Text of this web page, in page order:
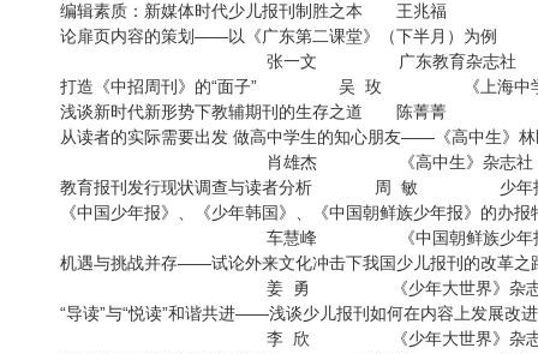
编辑素质：新媒体时代少儿报刊制胜之本 王兆福
论扉页内容的策划——以《广东第二课堂》（下半
张一文 广东教育杂志
打造《中招周刊》的“面子” 吴 玫 《上海中
浅谈新时代新形势下教辅期刊的生存之道 陈菁菁
从读者的实际需要出发 做高中学生的知心朋友——《高中生》
肖雄杰 《高中生》杂志
教育报刊发行现状调查与读者分析 周
《中国少年报》、《少年韩国》、《中国朝鲜族少年
车慧峰 《中国朝鲜族少年报
机遇与挑战并存——试论外来文化冲击下我国少儿报刊的改革
姜 勇 《少年大世界》杂
“导读”与“悦读”和谐共进——浅谈少儿报刊如何在内容上发展改
李 欣 《少年大世界》杂